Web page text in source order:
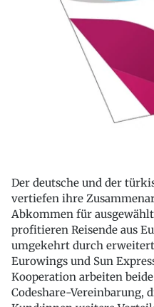
Der deutsche und der
vertiefen ihre
Abkommen für
profitieren Reisende aus
umgekehrt durch
Eurowings und Sun
Kooperation arbeiten
Codeshare-Vereinbarung,